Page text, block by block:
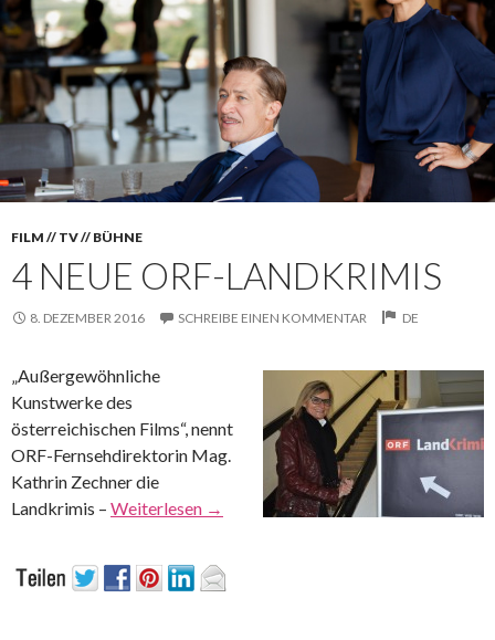
FILM // TV // BÜHNE
4 NEUE ORF-LANDKRIMIS
8. DEZEMBER 2016 SCHREIBE EINEN KOMMENTAR DE
„Außergewöhnliche
Kunstwerke des
österreichischen Films“, nennt
ORF-Fernsehdirektorin Mag.
Kathrin Zechner die
Landkrimis – Weiterlesen →